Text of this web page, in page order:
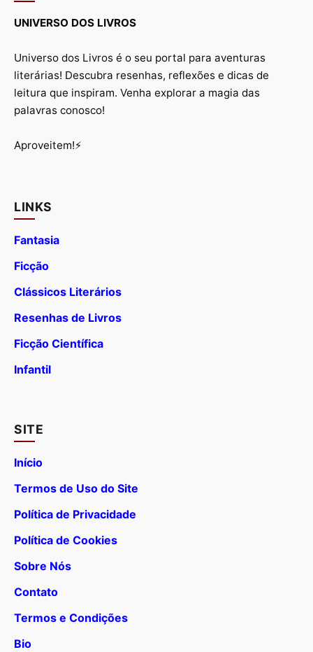
UNIVERSO DOS LIVROS
Universo dos Livros é o seu portal para aventuras
literárias! Descubra resenhas, reflexões e dicas de
leitura que inspiram. Venha explorar a magia das
palavras conosco!
Aproveitem!⚡
LINKS
Fantasia
Ficção
Clássicos Literários
Resenhas de Livros
Ficção Científica
Infantil
SITE
Início
Termos de Uso do Site
Política de Privacidade
Política de Cookies
Sobre Nós
Contato
Termos e Condições
Bio